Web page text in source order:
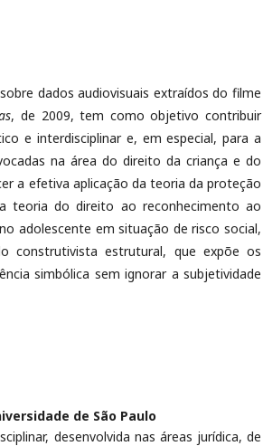
dados audiovisuais extraídos do filme
, de 2009, tem como objetivo contribuir
e interdisciplinar e, em especial, para a
na área do direito da criança e do
a efetiva aplicação da teoria da proteção
teoria do direito ao reconhecimento ao
adolescente em situação de risco social,
construtivista estrutural, que expõe os
simbólica sem ignorar a subjetividade
de São Paulo
desenvolvida nas áreas jurídica, de